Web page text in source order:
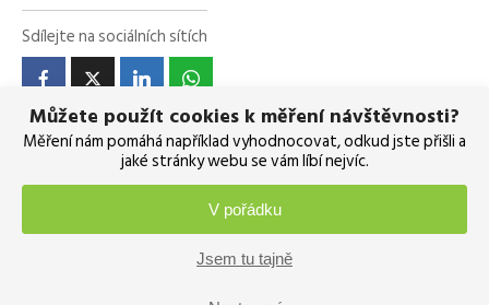
Můžete použít cookies k měření návštěvnosti?
Měření nám pomáhá například vyhodnocovat, odkud jste přišli a
jaké stránky webu se vám líbí nejvíc.
V pořádku
Jsem tu tajně
Sdílejte na sociálních sítích
Rubriky
Akce
Archiv
Kalibrační software